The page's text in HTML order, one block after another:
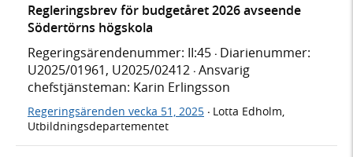
Regleringsbrev för budgetåret 2026 avseende
Södertörns högskola
Regeringsärendenummer: II:45 · Diarienummer:
U2025/01961, U2025/02412 · Ansvarig
chefstjänsteman: Karin Erlingsson
Regeringsärenden vecka 51, 2025 · Lotta Edholm,
Utbildningsdepartementet